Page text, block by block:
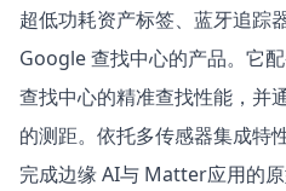
超低功耗资产标签、蓝牙追踪
Google 查找中心的产品。它
查找中心的精准查找性能，并
的测距。依托多传感器集成特
完成边缘 AI与 Matter应用的原